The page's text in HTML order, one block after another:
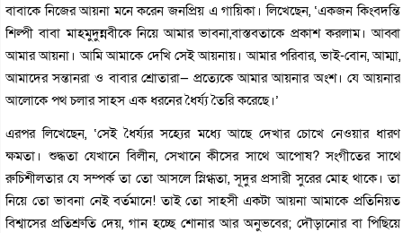
বাবাকে নিজের আয়না মনে করেন জনপ্রিয় এ গায়িকা। লিখেছেন, ‘একজন কিংবদন্তি
শিল্পী বাবা মাহমুদুন্নবীকে নিয়ে আমার ভাবনা,বাস্তবতাকে প্রকাশ করলাম। আব্বা
আমার আয়না। আমি আমাকে দেখি সেই আয়নায়। আমার পরিবার, ভাই-বোন, আম্মা,
আমাদের সন্তানরা ও বাবার শ্রোতারা— প্রত্যেকে আমার আয়নার অংশ। যে আয়নার
আলোকে পথ চলার সাহস এক ধরনের ধৈর্য্য তৈরি করেছে।’
এরপর লিখেছেন, ‘সেই ধৈর্য্যর সহ্যের মধ্যে আছে দেখার চোখে নেওয়ার ধারণ
ক্ষমতা। শুদ্ধতা যেখানে বিলীন, সেখানে কীসের সাথে আপোষ? সংগীতের সাথে
রুচিশীলতার যে সম্পর্ক তা তো আসলে স্নিগ্ধতা, সূদুর প্রসারী সুরের মোহ থাকে। তা
নিয়ে তো ভাবনা নেই বর্তমানে! তাই তো সাহসী একটা আয়না আমাকে প্রতিনিয়ত
বিশ্বাসের প্রতিশ্রুতি দেয়, গান হচ্ছে শোনার আর অনুভবের; দৌড়ানোর বা পিছিয়ে